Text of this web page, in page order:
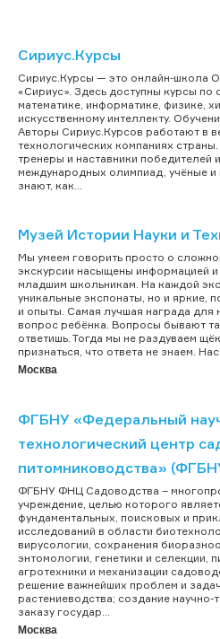
Сириус.Курсы
Сириус.Курсы — это онлайн-школа
«Сириус». Здесь доступны курсы по
математике, информатике, физике,
искусственному интеллекту.
Авторы Сириус.Курсов работают в
технологических компаниях
тренеры и наставники победителей
международных олимпиад, учёные и
знают, как...
Музей Истории Науки и
Мы умеем говорить просто о
экскурсии насыщены информацией
младшим школьникам. На каждой
уникальные экспонаты, но и яркие,
и опыты. Самая лучшая награда для
вопрос ребёнка. Вопросы бывают
ответишь. Тогда мы не раздуваем
признаться, что ответа не знаем.
Москва
ФГБНУ «Федеральный
технологический центр
питомниководства»
ФГБНУ ФНЦ Садоводства –
учреждение, целью которого
фундаментальных, поисковых и
исследований в области
вирусологии, сохранения
энтомологии, генетики и селекции,
агротехники и механизации
решение важнейших проблем и
растениеводства; создание научно-
заказу государ...
Москва